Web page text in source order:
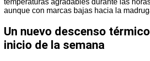
temperaturas agradables durante las
aunque con marcas bajas hacia la
Un nuevo descenso
inicio de la semana